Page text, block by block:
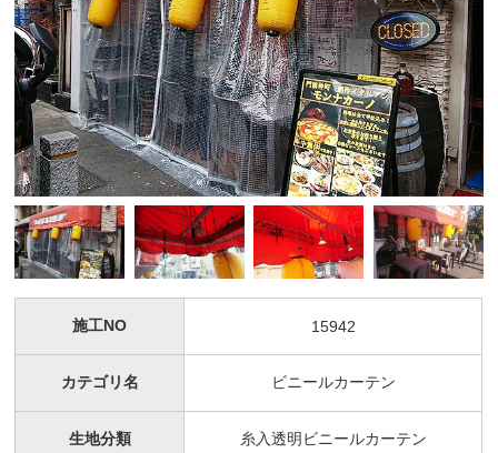
施工NO 15942
カテゴリ名 ビニールカーテン
生地分類 糸入透明ビニールカーテン